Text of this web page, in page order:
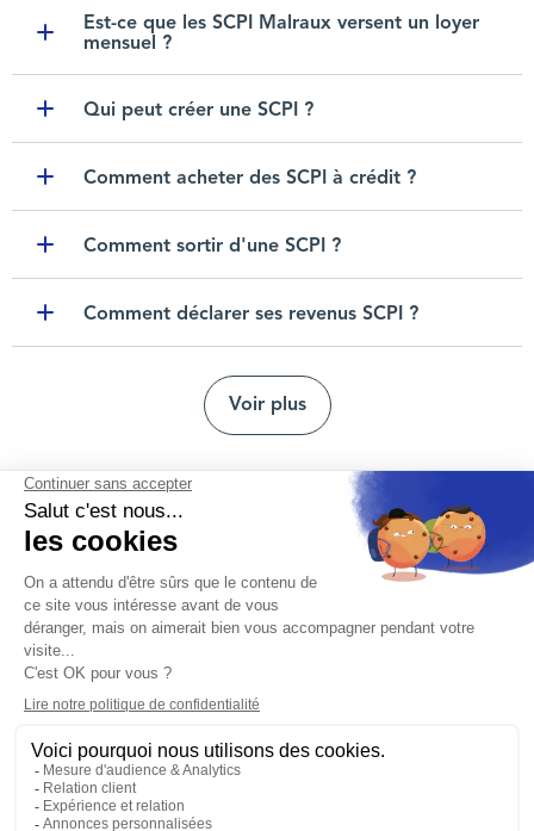
Est-ce que les SCPI Malraux versent un loyer
mensuel ?
Qui peut créer une SCPI ?
Comment acheter des SCPI à crédit ?
Comment sortir d'une SCPI ?
Comment déclarer ses revenus SCPI ?
Voir plus
Protection des données personnelles
Réclamation et médiation
Conditions générales d'utilisation
Politique de gestion des cookies